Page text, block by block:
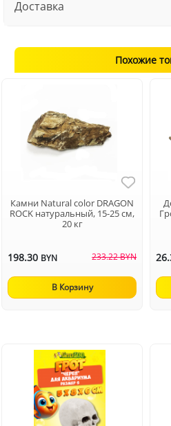
Доставка
Похожие
Камни Natural color DRAGON
ROCK натуральный, 15-25 см,
20 кг
198.30 BYN 233.22 BYN
В Корзину